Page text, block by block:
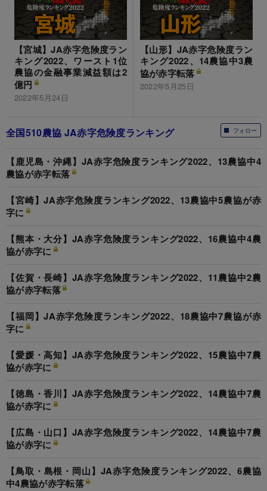
【宮城】JA赤字危険度ラン
キング2022、ワースト1位
農協の金融事業減益額は2
億円
2022年5月24日
【山形】JA赤字危険度ラン
キング2022、14農協中3農
協が赤字転落
2022年5月25日
フォロー
全国510農協 JA赤字危険度ランキング
【鹿児島・沖縄】JA赤字危険度ランキング2022、13農協中4
農協が赤字転落
【宮崎】JA赤字危険度ランキング2022、13農協中5農協が赤
字に
【熊本・大分】JA赤字危険度ランキング2022、16農協中4農
協が赤字に
【佐賀・長崎】JA赤字危険度ランキング2022、11農協中2農
協が赤字転落
【福岡】JA赤字危険度ランキング2022、18農協中7農協が赤
字に
【愛媛・高知】JA赤字危険度ランキング2022、15農協中7農
協が赤字に
【徳島・香川】JA赤字危険度ランキング2022、14農協中7農
協が赤字に
【広島・山口】JA赤字危険度ランキング2022、14農協中7農
協が赤字に
【鳥取・島根・岡山】JA赤字危険度ランキング2022、6農協
中4農協が赤字転落